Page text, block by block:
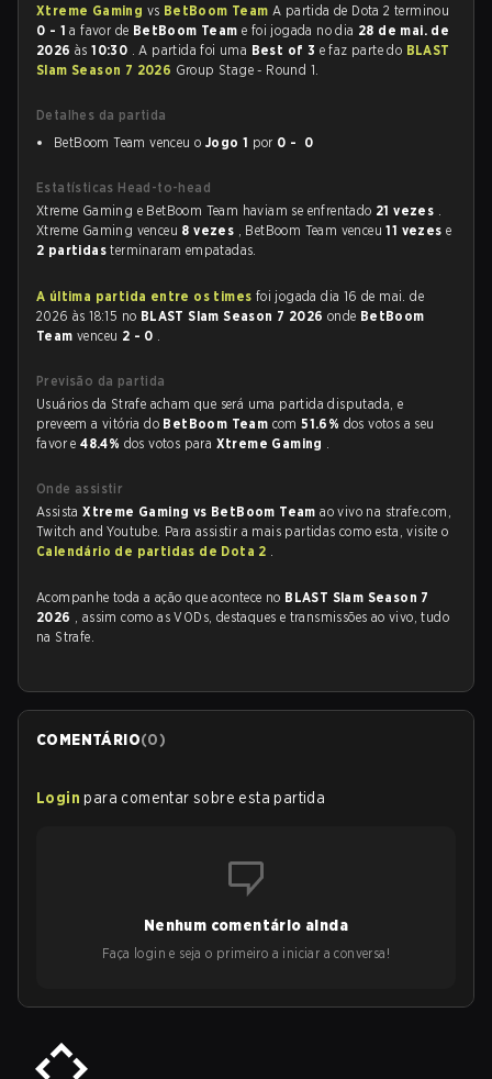
Xtreme Gaming vs BetBoom TeamA partida de Dota 2 terminou
0 - 1 a favor de BetBoom Teame foi jogada no dia 28 de mai. de
2026 às10:30 . A partida foi uma Best of 3 e faz parte do BLAST
Slam Season 7 2026 Group Stage - Round 1.
Detalhes da partida
BetBoom Team venceu o Jogo 1 por 0 - 0
Estatísticas Head-to-head
Xtreme Gaming e BetBoom Team haviam se enfrentado 21 vezes .
Xtreme Gaming venceu 8 vezes , BetBoom Team venceu11 vezese
2 partidasterminaram empatadas.
A última partida entre os times foi jogada dia 16 de mai. de
2026 às 18:15 no BLAST Slam Season 7 2026 onde BetBoom
Team venceu 2 - 0 .
Previsão da partida
Usuários da Strafe acham que será uma partida disputada, e
preveem a vitória do BetBoom Team com51.6% dos votos a seu
favor e48.4% dos votos para Xtreme Gaming .
Onde assistir
AssistaXtreme Gaming vs BetBoom Teamao vivo na strafe.com,
Twitch and Youtube. Para assistir a mais partidas como esta, visite o
Calendário de partidas de Dota 2 .
Acompanhe toda a ação que acontece no BLAST Slam Season 7
2026 , assim como as VODs, destaques e transmissões ao vivo, tudo
na Strafe.
COMENTÁRIO(0)
Login para comentar sobre esta partida
Nenhum comentário ainda
Faça login e seja o primeiro a iniciar a conversa!